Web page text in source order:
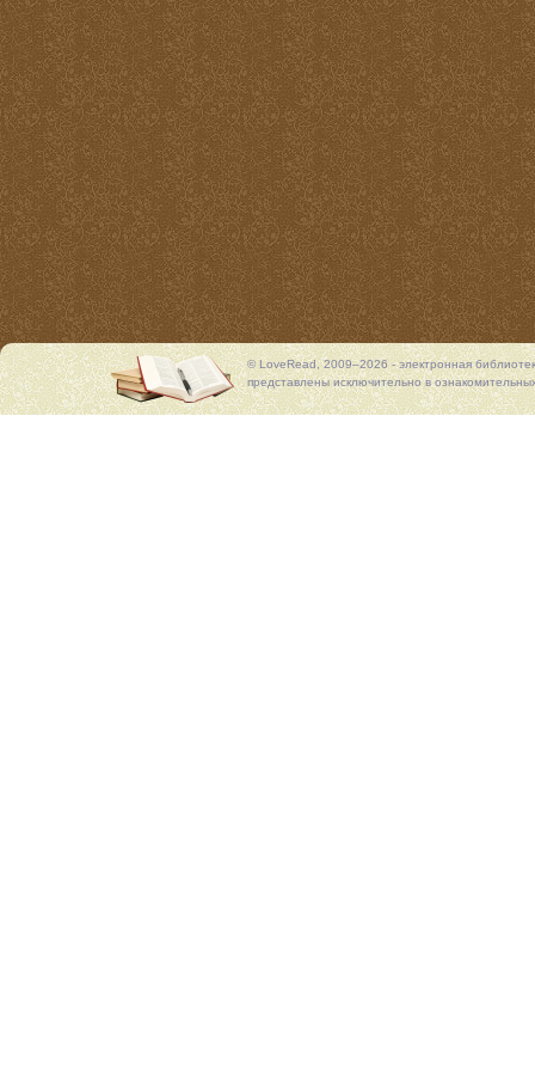
© LoveRead, 2009–2026 - электронная
представлены исключительно в